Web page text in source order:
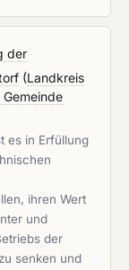
der
(Landkreis
es in Erfüllung
ihren Wert
und
der
senken und